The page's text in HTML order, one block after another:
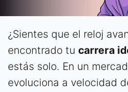
¿Sientes que el reloj
encontrado tu carrera
estás solo. En un
evoluciona a velocidad